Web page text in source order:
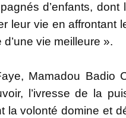
d’enfants,
leur vie en affrontant
vie meilleure ».
Mamadou Badio
l’ivresse de la
volonté domine et